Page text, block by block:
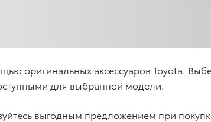
оригинальных аксессуаров Toyota.
для выбранной модели.
выгодным предложением при